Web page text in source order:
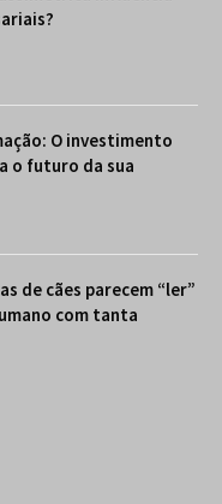
O investimento
o futuro da sua
de cães parecem “ler”
com tanta